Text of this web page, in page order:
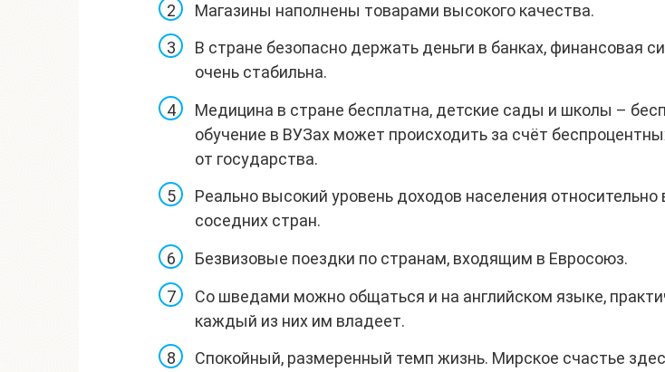
Магазины наполнены товарами высокого качества.
В стране безопасно держать деньги в банках, финансовая
очень стабильна.
Медицина в стране бесплатна, детские сады и школы –
обучение в ВУЗах может происходить за счёт
от государства.
Реально высокий уровень доходов населения относительно
соседних стран.
Безвизовые поездки по странам, входящим в Евросоюз.
Со шведами можно общаться и на английском языке,
каждый из них им владеет.
Спокойный, размеренный темп жизнь. Мирское счастье